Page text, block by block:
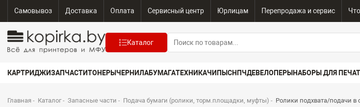
Самовывоз Доставка Оплата Сервисный центр Юрлицам Перепродажа и сервис
Каталог
КАРТРИДЖИЗАПЧАСТИТОНЕРЫ ЧЕРНИЛАБУМАГАТЕХНИКАЧИПЫСНПЧДЕВЕЛОПЕРЫ НАБОРЫ ДЛЯ
Главная - Каталог - Запасные части - Подача бумаги (ролики, торм.площадки, муфты) - Ролики подхвата/подачи в